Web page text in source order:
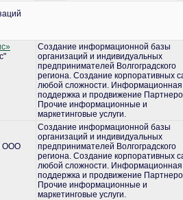
Создание информационной базы
организаций и индивидуальных
предпринимателей Волгоградского
региона. Создание корпоративных
любой сложности. Информационная
поддержка и продвижение
Прочие информационные и
маркетинговые услуги.
ООО
Создание информационной базы
организаций и индивидуальных
предпринимателей Волгоградского
региона. Создание корпоративных
любой сложности. Информационная
поддержка и продвижение
Прочие информационные и
маркетинговые услуги.